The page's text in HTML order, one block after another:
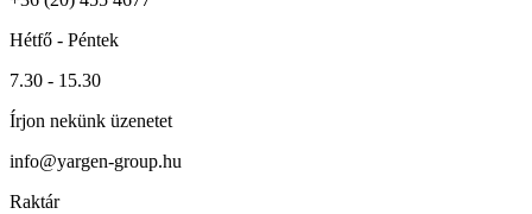
Hétfő - Péntek
7.30 - 15.30
Írjon nekünk üzenetet
info@yargen-group.hu
Raktár